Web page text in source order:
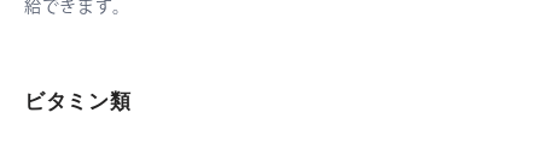
給できます。
ビタミン類